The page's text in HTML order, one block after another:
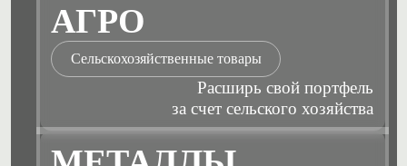
АГРО
Сельскохозяйственные товары
Расширь свой портфель
за счет сельского хозяйства